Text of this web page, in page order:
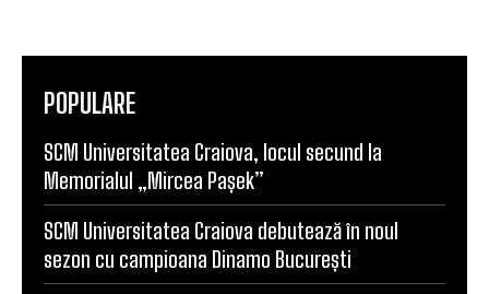
POPULARE
SCM Universitatea Craiova, locul secund la
Memorialul „Mircea Pașek”
SCM Universitatea Craiova debutează în noul
sezon cu campioana Dinamo București